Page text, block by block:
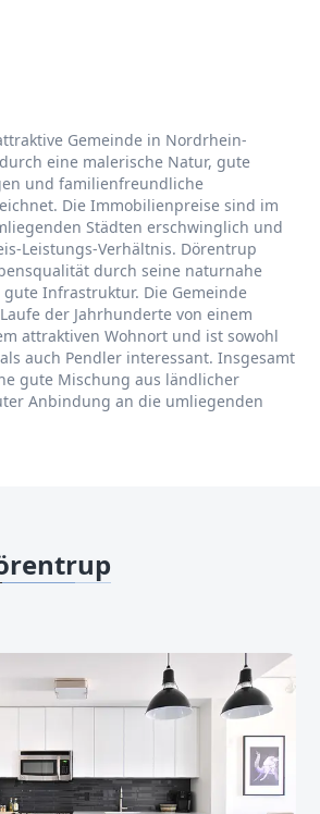
Gemeinde in Nordrhein-
eine malerische Natur, gute
und familienfreundliche
Die Immobilienpreise sind im
Städten erschwinglich und
Leistungs-Verhältnis. Dörentrup
durch seine naturnahe
Infrastruktur. Die Gemeinde
der Jahrhunderte von einem
attraktiven Wohnort und ist sowohl
auch Pendler interessant. Insgesamt
gute Mischung aus ländlicher
Anbindung an die umliegenden